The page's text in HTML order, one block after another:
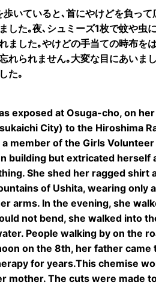
いていると､首にやけどを負っ
した｡夜､シュミーズ1枚で蚊や虫
ました｡やけどの手当ての時布を
れられません｡大変な目にあいま
た｡
exposed at Osuga-cho, on
City) to the Hiroshima
member of the Girls
building but extricated herself
She shed her ragged shirt
of Ushita, wearing only
arms. In the evening, she
not bend, she walked into
People walking by on the
on the 8th, her father came
for years.This chemise
mother. The cuts were made